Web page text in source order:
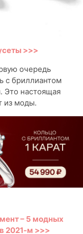
>>>
очередь
с бриллиантом
Это настоящая
из моды.
– 5 модных
2021-м >>>